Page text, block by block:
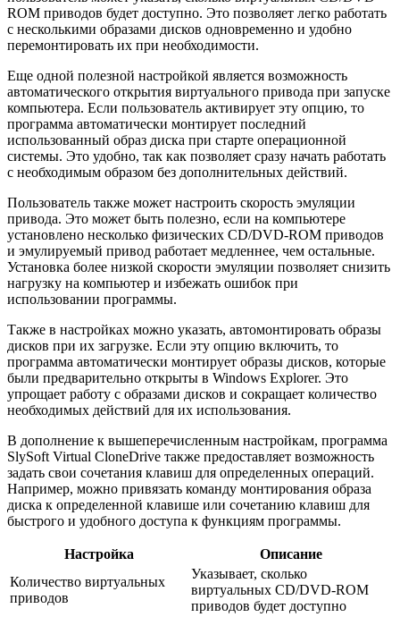
ROM приводов будет доступно. Это позволяет легко работать
с несколькими образами дисков одновременно и удобно
перемонтировать их при необходимости.
Еще одной полезной настройкой является возможность
автоматического открытия виртуального привода при запуске
компьютера. Если пользователь активирует эту опцию, то
программа автоматически монтирует последний
использованный образ диска при старте операционной
системы. Это удобно, так как позволяет сразу начать работать
с необходимым образом без дополнительных действий.
Пользователь также может настроить скорость эмуляции
привода. Это может быть полезно, если на компьютере
установлено несколько физических CD/DVD-ROM приводов
и эмулируемый привод работает медленнее, чем остальные.
Установка более низкой скорости эмуляции позволяет снизить
нагрузку на компьютер и избежать ошибок при
использовании программы.
Также в настройках можно указать, автомонтировать образы
дисков при их загрузке. Если эту опцию включить, то
программа автоматически монтирует образы дисков, которые
были предварительно открыты в Windows Explorer. Это
упрощает работу с образами дисков и сокращает количество
необходимых действий для их использования.
В дополнение к вышеперечисленным настройкам, программа
SlySoft Virtual CloneDrive также предоставляет возможность
задать свои сочетания клавиш для определенных операций.
Например, можно привязать команду монтирования образа
диска к определенной клавише или сочетанию клавиш для
быстрого и удобного доступа к функциям программы.
Настройка
Описание
Количество виртуальных
приводов
Указывает, сколько
виртуальных CD/DVD-ROM
приводов будет доступно